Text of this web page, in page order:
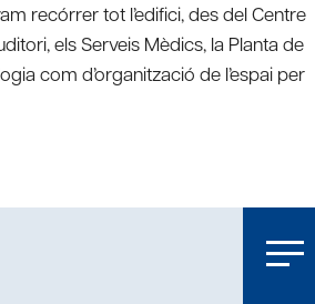
recórrer tot l’edifici, des del Centre
els Serveis Mèdics, la Planta de
com d’organització de l’espai per